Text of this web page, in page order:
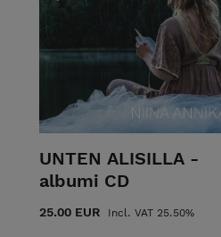
(arrowjuurijauhe), SODIUM
BICARBONATE (ruokasooda),
COCOS NUCIFERA
(kookosöljy),
BUTYROSPERMUM PARKII
BUTTER (sheavoi), CERA ALBA
(mehiläisvaha), HELIANTHUS
ANNUUS SEED OIL
(auringonkukkaöljy), ALOE
BARBADENSIS IN COCOS
LIMON PEEL OIL (sitruuna
UNTEN ALISILLA -
albumi CD
25.00 EUR Incl. VAT 25.50%